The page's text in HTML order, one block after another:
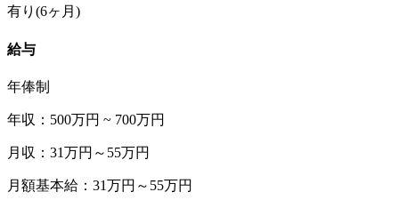
有り(6ヶ月)
給与
年俸制
年収：500万円 ~ 700万円
月収：31万円～55万円
月額基本給：31万円～55万円